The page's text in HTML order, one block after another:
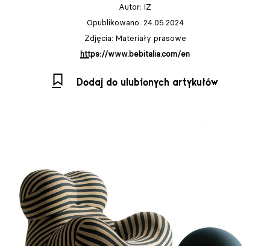
Autor: IZ
Opublikowano: 24.05.2024
Zdjęcia: Materiały prasowe
https://www.bebitalia.com/en
Dodaj do ulubionych artykułów